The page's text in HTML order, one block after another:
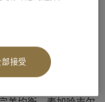
界最神圣的地方。前
圣者以及商务旅客。
等市内主
Al Bait) 塔楼等大
部接受